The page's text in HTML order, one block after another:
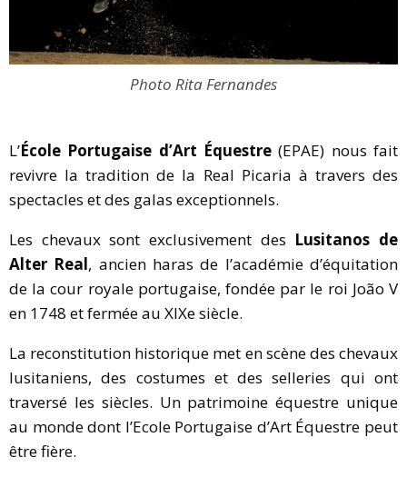
Photo Rita Fernandes
L’École Portugaise d’Art Équestre (EPAE) nous fait
revivre la tradition de la Real Picaria à travers des
spectacles et des galas exceptionnels.
Les chevaux sont exclusivement des Lusitanos de
Alter Real, ancien haras de l’académie d’équitation
de la cour royale portugaise, fondée par le roi João V
en 1748 et fermée au XIXe siècle.
La reconstitution historique met en scène des chevaux
lusitaniens, des costumes et des selleries qui ont
traversé les siècles. Un patrimoine équestre unique
au monde dont l’Ecole Portugaise d’Art Équestre peut
être fière.